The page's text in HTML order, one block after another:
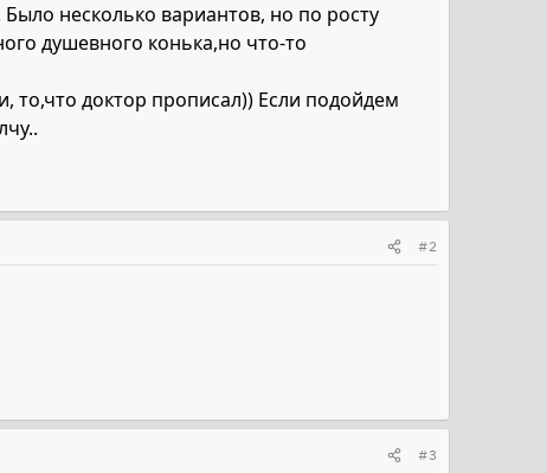
несколько вариантов, но по росту
душевного конька,но что-то
то,что доктор прописал)) Если подойдем
#2
#3